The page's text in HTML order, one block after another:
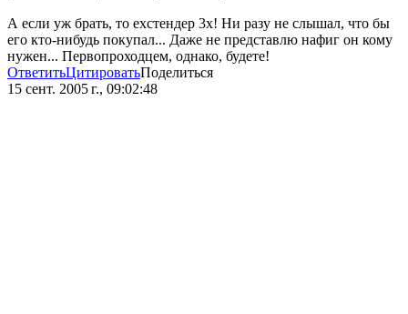
А если уж брать, то ехстендер 3х! Ни разу не слышал, что бы
его кто-нибудь покупал... Даже не представлю нафиг он кому
нужен... Первопроходцем, однако, будете!
ОтветитьЦитироватьПоделиться
15 сент. 2005 г., 09:02:48